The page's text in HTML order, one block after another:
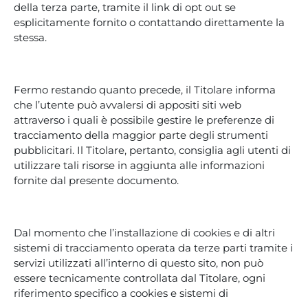
della terza parte, tramite il link di opt out se
esplicitamente fornito o contattando direttamente la
stessa.
Fermo restando quanto precede, il Titolare informa
che l’utente può avvalersi di appositi siti web
attraverso i quali è possibile gestire le preferenze di
tracciamento della maggior parte degli strumenti
pubblicitari. Il Titolare, pertanto, consiglia agli utenti di
utilizzare tali risorse in aggiunta alle informazioni
fornite dal presente documento.
Dal momento che l’installazione di cookies e di altri
sistemi di tracciamento operata da terze parti tramite i
servizi utilizzati all’interno di questo sito, non può
essere tecnicamente controllata dal Titolare, ogni
riferimento specifico a cookies e sistemi di